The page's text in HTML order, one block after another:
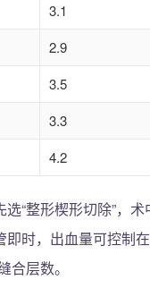
3.1
2.9
3.5
3.3
4.2
“整形楔形切除”，
时，出血量可控制
合层数。